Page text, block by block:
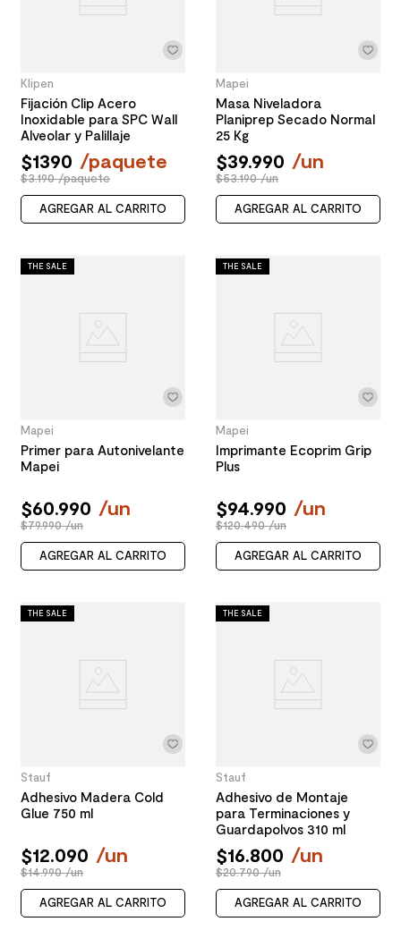
Klipen
Fijación Clip Acero
Inoxidable para SPC Wall
Alveolar y Palillaje
$1390 /paquete
$3.190 /paquete
AGREGAR AL CARRITO
Mapei
Masa Niveladora
Planiprep Secado Normal
25 Kg
$39.990 /un
$53.190 /un
AGREGAR AL CARRITO
THE SALE
Mapei
Primer para Autonivelante
Mapei
$60.990 /un
$79.990 /un
AGREGAR AL CARRITO
THE SALE
Mapei
Imprimante Ecoprim Grip
Plus
$94.990 /un
$120.490 /un
AGREGAR AL CARRITO
THE SALE
Stauf
Adhesivo Madera Cold
Glue 750 ml
$12.090 /un
$14.990 /un
AGREGAR AL CARRITO
THE SALE
Stauf
Adhesivo de Montaje
para Terminaciones y
Guardapolvos 310 ml
$16.800 /un
$20.790 /un
AGREGAR AL CARRITO